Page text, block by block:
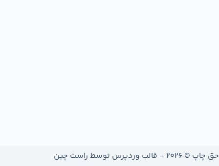
حق چاپ © 2026 - قالب وردپرس توسط راست چین